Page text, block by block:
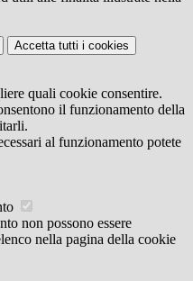
Accetta tutti i cookies
quali cookie consentire.
il funzionamento della
al funzionamento potete
non possono essere
nella pagina della cookie